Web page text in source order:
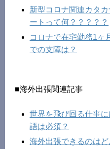
新型コロナ関連カタ
ートって何？？？？？
コロナで在宅勤務1ヶ
での支障は？
■海外出張関連記事
世界を飛び回る仕事
語は必須？
海外出張できるのは